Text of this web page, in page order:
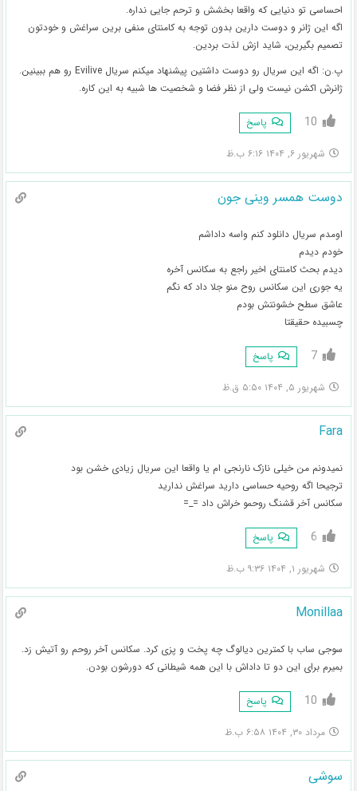
احساسی تو دنیایی که واقعا بخشش و ترحم جایی نداره.
اگه این ژانر و دوست دارین بدون توجه به کامنتای منفی برین سراغش و خودتون
تصمیم بگیرین، شاید ازش لذت بردین.
پ.ن: اگه این سریال رو دوست داشتین پیشنهاد میکنم سریال Evilive رو هم ببینین.
ژانرش اکشن نیست ولی از نظر فضا و شخصیت ها شبیه به این کاره.
10 پاسخ
شهریور ۶, ۱۴۰۴ ۶:۱۶ ب.ظ
دوست همسر وینی جون
اومدم سریال دانلود کنم واسه داداشم
خودم دیدم
دیدم بحث کامنتای اخیر راجع به سکانس آخره
یه جوری این سکانس روح منو جلا داد که نگم
عاشق سطح خشونتش بودم
چسبیده حقیقتا
7 پاسخ
شهریور ۵, ۱۴۰۴ ۵:۵۰ ق.ظ
Fara
نمیدونم من خیلی نازک نارنجی ام یا واقعا این سریال زیادی خشن بود
ترجیحا اگه روحیه حساسی دارید سراغش ندارید
سکانس آخر قشنگ روحمو خراش داد ⁦ =⁠_⁠=⁩
6 پاسخ
شهریور ۱, ۱۴۰۴ ۹:۳۶ ب.ظ
Monillaa
سوجی ساب با کمترین دیالوگ چه پخت و پزی کرد. سکانس آخر روحم رو آتیش زد.
بمیرم برای این دو تا داداش با این همه شیطانی که دورشون بودن.
10 پاسخ
مرداد ۳۰, ۱۴۰۴ ۶:۵۸ ب.ظ
سوشی